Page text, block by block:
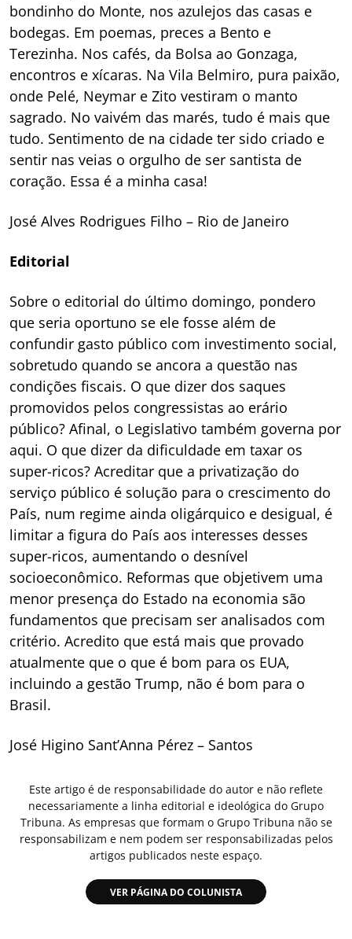
bondinho do Monte, nos azulejos das casas e
bodegas. Em poemas, preces a Bento e
Terezinha. Nos cafés, da Bolsa ao Gonzaga,
encontros e xícaras. Na Vila Belmiro, pura paixão,
onde Pelé, Neymar e Zito vestiram o manto
sagrado. No vaivém das marés, tudo é mais que
tudo. Sentimento de na cidade ter sido criado e
sentir nas veias o orgulho de ser santista de
coração. Essa é a minha casa!
José Alves Rodrigues Filho – Rio de Janeiro
Editorial
Sobre o editorial do último domingo, pondero
que seria oportuno se ele fosse além de
confundir gasto público com investimento social,
sobretudo quando se ancora a questão nas
condições fiscais. O que dizer dos saques
promovidos pelos congressistas ao erário
público? Afinal, o Legislativo também governa por
aqui. O que dizer da dificuldade em taxar os
super-ricos? Acreditar que a privatização do
serviço público é solução para o crescimento do
País, num regime ainda oligárquico e desigual, é
limitar a figura do País aos interesses desses
super-ricos, aumentando o desnível
socioeconômico. Reformas que objetivem uma
menor presença do Estado na economia são
fundamentos que precisam ser analisados com
critério. Acredito que está mais que provado
atualmente que o que é bom para os EUA,
incluindo a gestão Trump, não é bom para o
Brasil.
José Higino Sant’Anna Pérez – Santos
Este artigo é de responsabilidade do autor e não reflete
necessariamente a linha editorial e ideológica do Grupo
Tribuna. As empresas que formam o Grupo Tribuna não se
responsabilizam e nem podem ser responsabilizadas pelos
artigos publicados neste espaço.
VER PÁGINA DO COLUNISTA